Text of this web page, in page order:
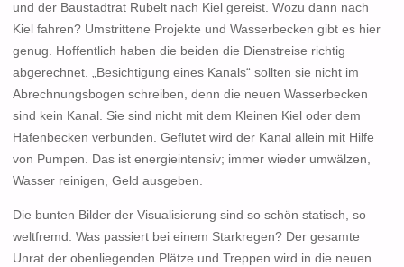
und der Baustadtrat Rubelt nach Kiel gereist. Wozu dann nach
Kiel fahren? Umstrittene Projekte und Wasserbecken gibt es hier
genug. Hoffentlich haben die beiden die Dienstreise richtig
abgerechnet. „Besichtigung eines Kanals“ sollten sie nicht im
Abrechnungsbogen schreiben, denn die neuen Wasserbecken
sind kein Kanal. Sie sind nicht mit dem Kleinen Kiel oder dem
Hafenbecken verbunden. Geflutet wird der Kanal allein mit Hilfe
von Pumpen. Das ist energieintensiv; immer wieder umwälzen,
Wasser reinigen, Geld ausgeben.
Die bunten Bilder der Visualisierung sind so schön statisch, so
weltfremd. Was passiert bei einem Starkregen? Der gesamte
Unrat der obenliegenden Plätze und Treppen wird in die neuen